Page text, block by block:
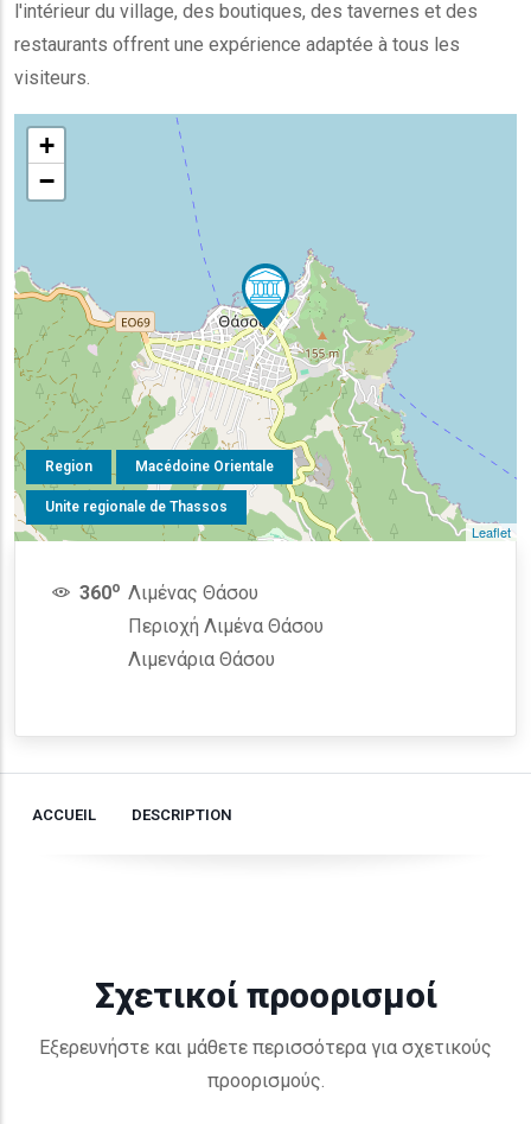
l'intérieur du village, des boutiques, des tavernes et des
restaurants offrent une expérience adaptée à tous les
visiteurs.
Region Macédoine Orientale
Unite regionale de Thassos
+
−
Leaflet
360o Λιμένας Θάσου
Περιοχή Λιμένα Θάσου
Λιμενάρια Θάσου
ACCUEIL DESCRIPTION
Σχετικοί προορισμοί
Εξερευνήστε και μάθετε περισσότερα για σχετικούς
προορισμούς.